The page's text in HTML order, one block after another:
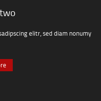
elitr, sed diam nonumy